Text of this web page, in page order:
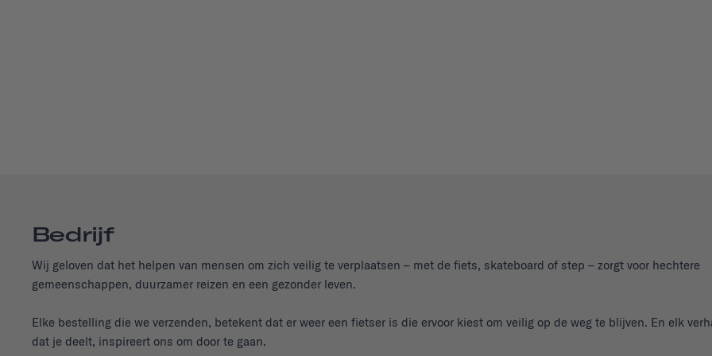
Bedrijf
Wij geloven dat het helpen van mensen om zich veilig te verplaatsen – met de fiets, skateboard of step – zorgt voor hechtere
gemeenschappen, duurzamer reizen en een gezonder leven.
Elke bestelling die we verzenden, betekent dat er weer een fietser is die ervoor kiest om veilig op de weg te blijven. En elk
dat je deelt, inspireert ons om door te gaan.